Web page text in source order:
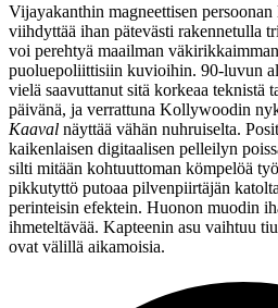
Vijayakanthin magneettisen persoonan
viihdyttää ihan pätevästi rakennetulla
voi perehtyä maailman
puoluepoliittisiin kuvioihin. 90‑luvun
vielä saavuttanut sitä korkeaa teknistä
päivänä, ja verrattuna Kollywoodin
Kaaval näyttää vähän nuhruiselta.
kaikenlaisen digitaalisen pelleilyn
silti mitään kohtuuttoman kömpelöä
pikkutyttö putoaa pilvenpiirtäjän
perinteisin efektein. Huonon muodin
ihmeteltävää. Kapteenin asu vaihtuu
ovat välillä aikamoisia.